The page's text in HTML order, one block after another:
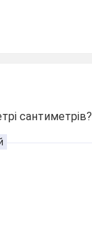
сантиметрів?